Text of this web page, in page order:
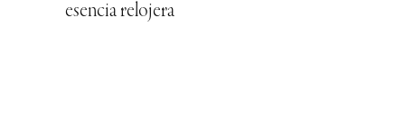
esencia relojera